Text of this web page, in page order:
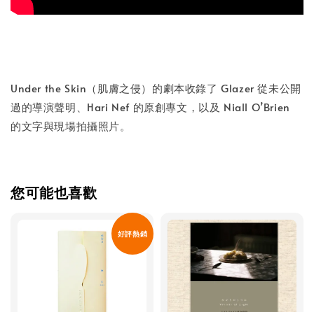
Under the Skin（肌膚之侵）的劇本收錄了 Glazer 從未公開
過的導演聲明、Hari Nef 的原創專文，以及 Niall O’Brien
的文字與現場拍攝照片。
您可能也喜歡
好評熱銷